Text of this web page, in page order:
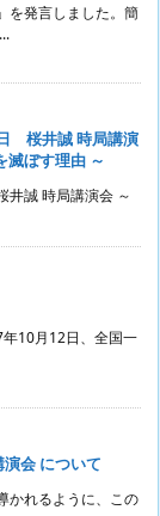
を発言しました。簡
桜井誠 時局講演
滅ぼす理由 ～
誠 時局講演会 ～
10月12日、全国一
会 について
かれるように、この